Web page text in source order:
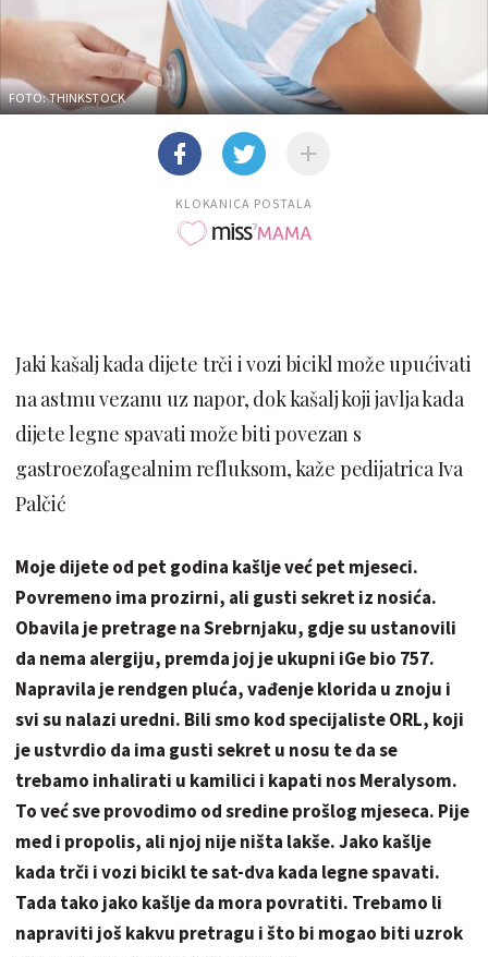
FOTO: THINKSTOCK
KLOKANICA POSTALA
Jaki kašalj kada dijete trči i vozi bicikl može upućivati
na astmu vezanu uz napor, dok kašalj koji javlja kada
dijete legne spavati može biti povezan s
gastroezofagealnim refluksom, kaže pedijatrica Iva
Palčić
Moje dijete od pet godina kašlje već pet mjeseci.
Povremeno ima prozirni, ali gusti sekret iz nosića.
Obavila je pretrage na Srebrnjaku, gdje su ustanovili
da nema alergiju, premda joj je ukupni iGe bio 757.
Napravila je rendgen pluća, vađenje klorida u znoju i
svi su nalazi uredni. Bili smo kod specijaliste ORL, koji
je ustvrdio da ima gusti sekret u nosu te da se
trebamo inhalirati u kamilici i kapati nos Meralysom.
To već sve provodimo od sredine prošlog mjeseca. Pije
med i propolis, ali njoj nije ništa lakše. Jako kašlje
kada trči i vozi bicikl te sat-dva kada legne spavati.
Tada tako jako kašlje da mora povratiti. Trebamo li
napraviti još kakvu pretragu i što bi mogao biti uzrok